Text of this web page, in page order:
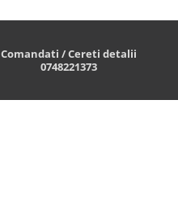
Comandati / Cereti detalii
0748221373